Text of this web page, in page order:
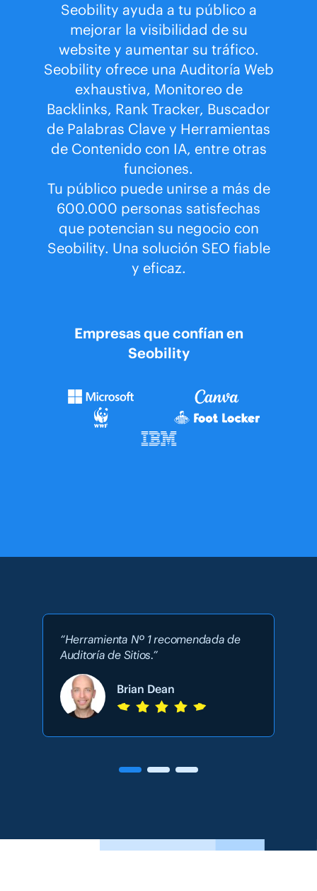
Seobility ayuda a tu público a
mejorar la visibilidad de su
website y aumentar su tráfico.
Seobility ofrece una Auditoría Web
exhaustiva, Monitoreo de
Backlinks, Rank Tracker, Buscador
de Palabras Clave y Herramientas
de Contenido con IA, entre otras
funciones.
Tu público puede unirse a más de
600.000 personas satisfechas
que potencian su negocio con
Seobility. Una solución SEO fiable
y eficaz.
Empresas que confían en
Seobility
“Herramienta Nº 1 recomendada de
Auditoría de Sitios.”
Brian Dean